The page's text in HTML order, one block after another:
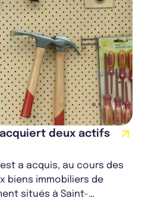
deux actifs
a acquis, au cours des
biens immobiliers de
situés à Saint-
à Léioa en Espag...